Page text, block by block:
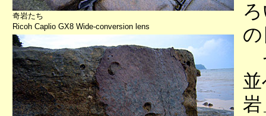
奇岩たち
Ricoh Caplio GX8 Wide-conversion lens